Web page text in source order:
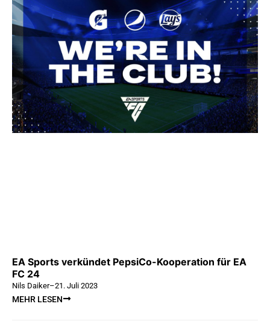
EA Sports verkündet PepsiCo-Kooperation für EA
FC 24
Nils Daiker–21. Juli 2023
MEHR LESEN